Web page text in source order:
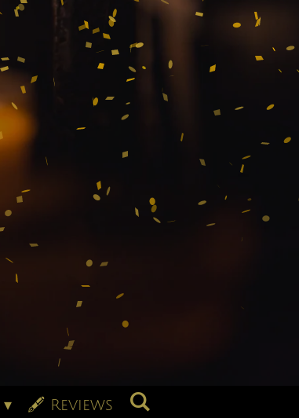
🖋 Reviews